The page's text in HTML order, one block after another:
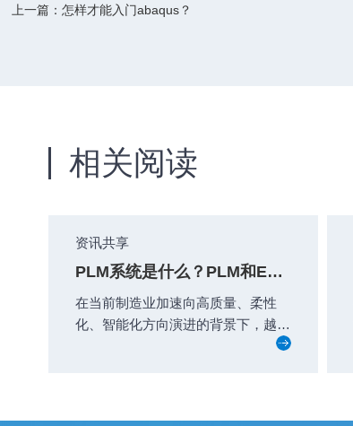
上一篇：怎样才能入门abaqus？
相关阅读
资讯共享
PLM系统是什么？PLM和ERP如何集成？
在当前制造业加速向高质量、柔性
化、智能化方向演进的背景下，越来
越多企业开始部署PLM（产品生命周